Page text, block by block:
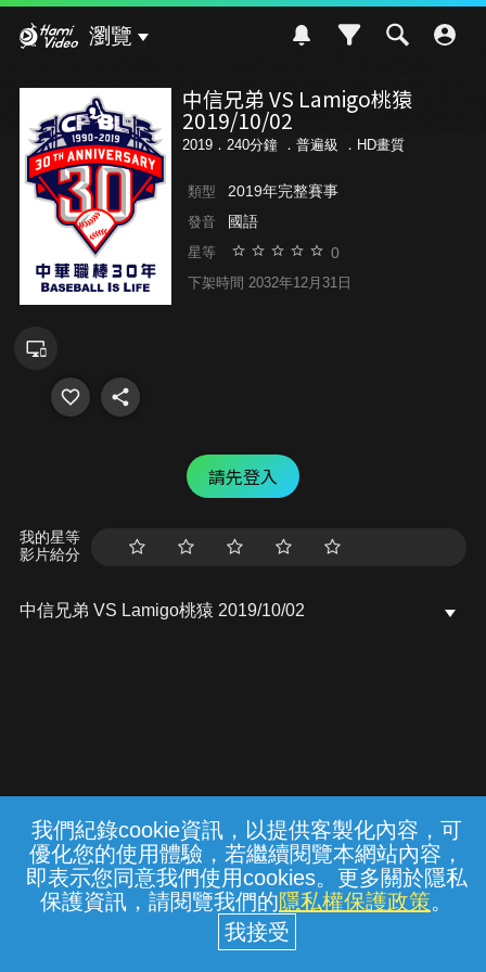
我們紀錄cookie資訊，以提供客製化內容，可
優化您的使用體驗，若繼續閱覽本網站內容，
即表示您同意我們使用cookies。更多關於隱私
保護資訊，請閱覽我們的隱私權保護政策。
瀏覽
中信兄弟 VS Lamigo桃猿
2019/10/02
2019．240分鐘 ． 普遍級 ．HD畫質
類型 2019年完整賽事
發音 國語
星等 0
下架時間 2032年12月31日
請先登入
我的星等
影片給分
中信兄弟 VS Lamigo桃猿 2019/10/02
常見問題 線上客服 服務條款 隱私權保護
中華電信股份有限公司個人家庭分公司
(統一編號：96979949) © 2026
{{notifyMsg}}